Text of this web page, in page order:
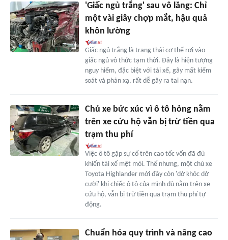
'Giấc ngủ trắng' sau vô lăng: Chỉ
một vài giây chợp mắt, hậu quả
khôn lường
Giấc ngủ trắng là trạng thái cơ thể rơi vào
giấc ngủ vô thức tạm thời. Đây là hiện tượng
nguy hiểm, đặc biệt với tài xế, gây mất kiểm
soát và phản xạ, rất dễ gây ra tai nạn.
Chủ xe bức xúc vì ô tô hỏng nằm
trên xe cứu hộ vẫn bị trừ tiền qua
trạm thu phí
Việc ô tô gặp sự cố trên cao tốc vốn đã đủ
khiến tài xế mệt mỏi. Thế nhưng, một chủ xe
Toyota Highlander mới đây còn 'dở khóc dở
cười' khi chiếc ô tô của mình dù nằm trên xe
cứu hộ, vẫn bị trừ tiền qua trạm thu phí tự
động.
Chuẩn hóa quy trình và nâng cao